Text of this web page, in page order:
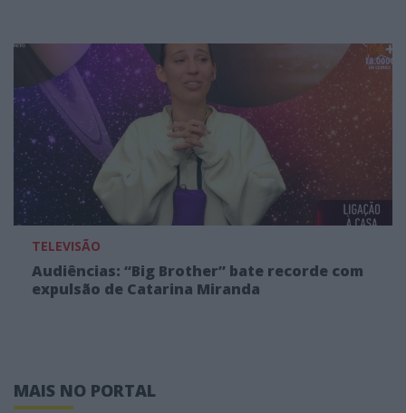
TELEVISÃO
Audiências: “Big Brother” bate recorde com
expulsão de Catarina Miranda
MAIS NO PORTAL